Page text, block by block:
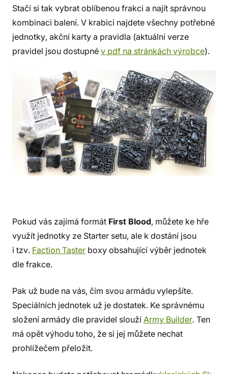
Stačí si tak vybrat oblíbenou frakci a najít správnou
kombinaci balení. V krabici najdete všechny potřebné
jednotky, akční karty a pravidla (aktuální verze
pravidel jsou dostupné v pdf na stránkách výrobce).
Pokud vás zajímá formát First Blood, můžete ke hře
využít jednotky ze Starter setu, ale k dostání jsou
i tzv. Faction Taster boxy obsahující výběr jednotek
dle frakce.
Pak už bude na vás, čím svou armádu vylepšíte.
Speciálních jednotek už je dostatek. Ke správnému
složení armády dle pravidel slouží Army Builder. Ten
má opět výhodu toho, že si jej můžete nechat
prohlížečem přeložit.